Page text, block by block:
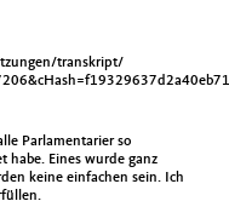
transkript/
Parlamentarier so
habe. Eines wurde ganz
keine einfachen sein. Ich